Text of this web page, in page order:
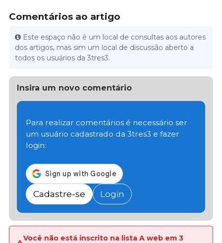
Comentários ao artigo
Este espaço não é um local de consultas aos autores
dos artigos, mas sim um local de discussão aberto a
todos os usuários da 3tres3.
Insira um novo comentário
Para realizar comentários é necessário ser
um usuário cadastrado da 3tres3 e fazer
login:
Cadastre-se Login
Você não está inscrito na lista A web em 3